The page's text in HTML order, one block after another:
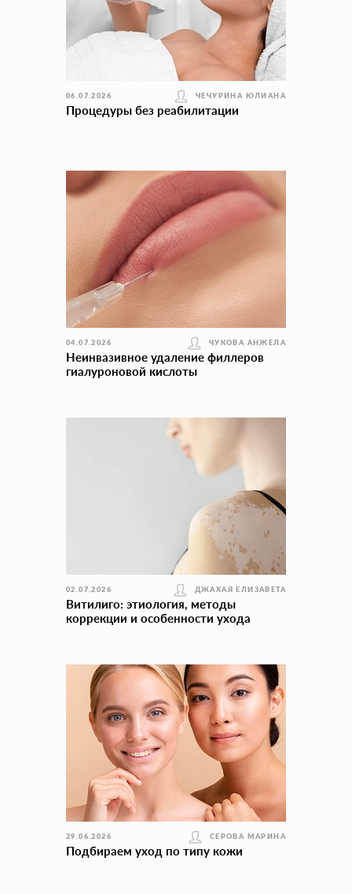
06.07.2026 ЧЕЧУРИНА ЮЛИАНА
Процедуры без реабилитации
04.07.2026 ЧУКОВА АНЖЕЛА
Неинвазивное удаление филлеров
гиалуроновой кислоты
02.07.2026 ДЖАХАЯ ЕЛИЗАВЕТА
Витилиго: этиология, методы
коррекции и особенности ухода
29.06.2026 СЕРОВА МАРИНА
Подбираем уход по типу кожи